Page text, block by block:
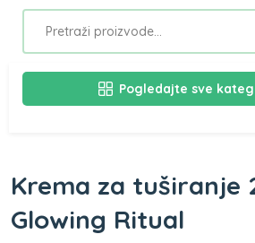
Pogledajte sve
Krema za tuširanje
Glowing Ritual